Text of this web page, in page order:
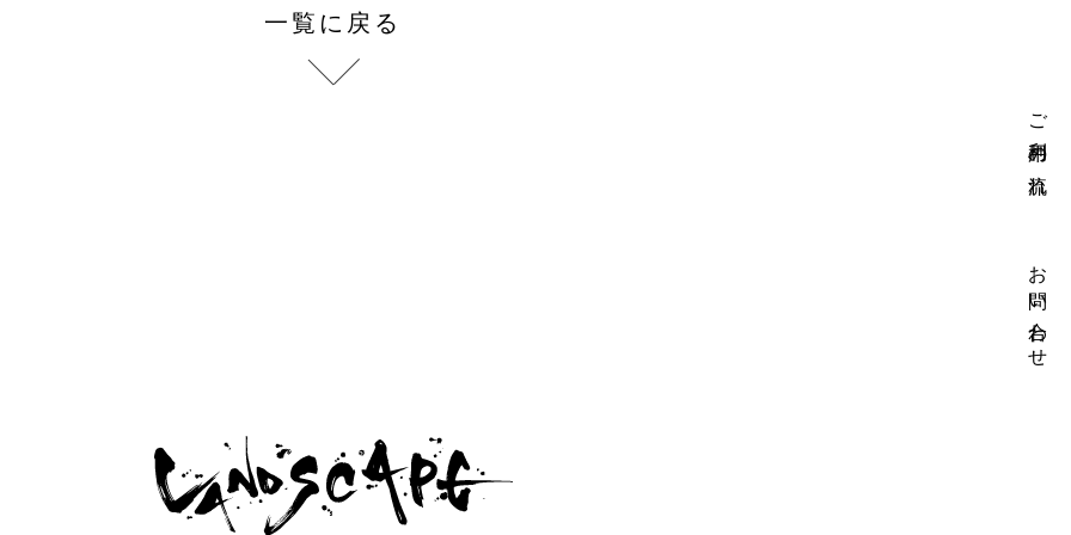
一覧に戻る
ご利用の流れ
お問い合わせ